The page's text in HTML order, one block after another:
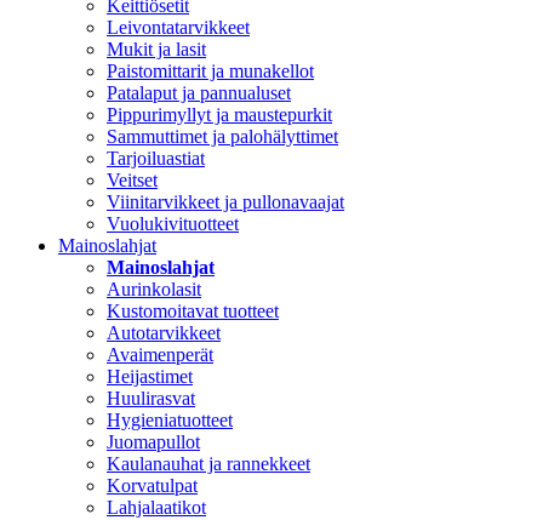
Keittiösetit
Leivontatarvikkeet
Mukit ja lasit
Paistomittarit ja munakellot
Patalaput ja pannualuset
Pippurimyllyt ja maustepurkit
Sammuttimet ja palohälyttimet
Tarjoiluastiat
Veitset
Viinitarvikkeet ja pullonavaajat
Vuolukivituotteet
Mainoslahjat
Mainoslahjat
Aurinkolasit
Kustomoitavat tuotteet
Autotarvikkeet
Avaimenperät
Heijastimet
Huulirasvat
Hygieniatuotteet
Juomapullot
Kaulanauhat ja rannekkeet
Korvatulpat
Lahjalaatikot